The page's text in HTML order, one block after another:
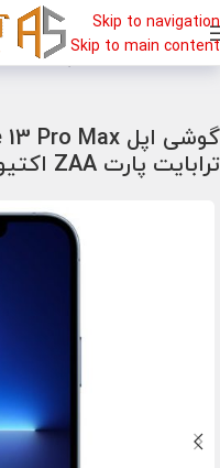
Skip to navigation
Skip to main content
خانه/گوشی/ گوشی اپل
ترابایت پارت ZAA اکتیو – لیبل شرکتی